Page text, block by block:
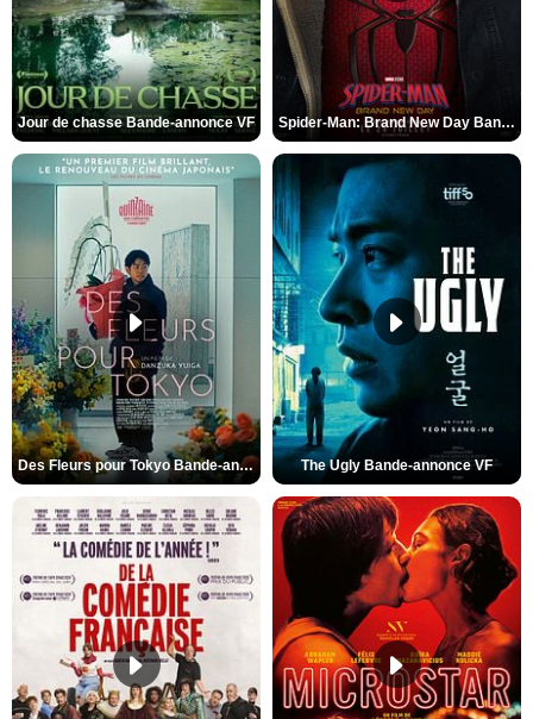
Jour de chasse Bande-annonce VF Spider-Man: Brand New Day Bande-annonce (3) VO STFR
Des Fleurs pour Tokyo Bande-annonce VO STFR The Ugly Bande-annonce VF